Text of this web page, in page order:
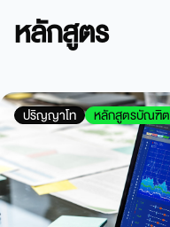
หลักสูตร
ปริญญาโท หลักสูตรบัณฑิ